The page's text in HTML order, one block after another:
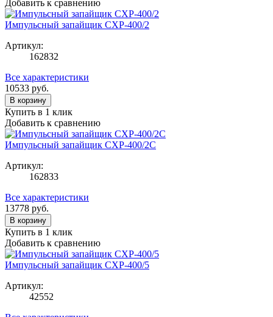
Добавить к сравнению
Импульсный запайщик CXP-400/2
Артикул:
162832
Все характеристики
10533 руб.
В корзину
Купить в 1 клик
Добавить к сравнению
Импульсный запайщик CXP-400/2C
Артикул:
162833
Все характеристики
13778 руб.
В корзину
Купить в 1 клик
Добавить к сравнению
Импульсный запайщик CXP-400/5
Артикул:
42552